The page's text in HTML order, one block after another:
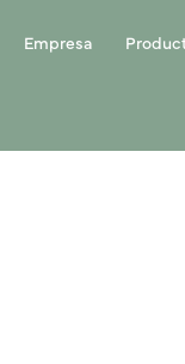
Empresa